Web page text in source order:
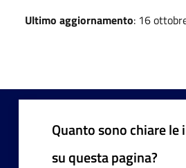
Ultimo aggiornamento: 16
Quanto sono chiare
su questa pagina?